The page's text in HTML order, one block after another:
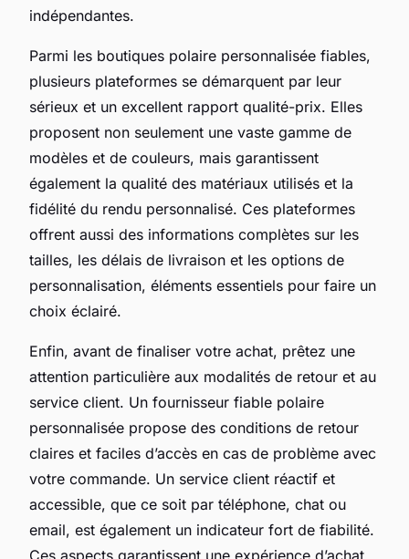
indépendantes.
Parmi les boutiques polaire personnalisée fiables,
plusieurs plateformes se démarquent par leur
sérieux et un excellent rapport qualité-prix. Elles
proposent non seulement une vaste gamme de
modèles et de couleurs, mais garantissent
également la qualité des matériaux utilisés et la
fidélité du rendu personnalisé. Ces plateformes
offrent aussi des informations complètes sur les
tailles, les délais de livraison et les options de
personnalisation, éléments essentiels pour faire un
choix éclairé.
Enfin, avant de finaliser votre achat, prêtez une
attention particulière aux modalités de retour et au
service client. Un fournisseur fiable polaire
personnalisée propose des conditions de retour
claires et faciles d’accès en cas de problème avec
votre commande. Un service client réactif et
accessible, que ce soit par téléphone, chat ou
email, est également un indicateur fort de fiabilité.
Ces aspects garantissent une expérience d’achat